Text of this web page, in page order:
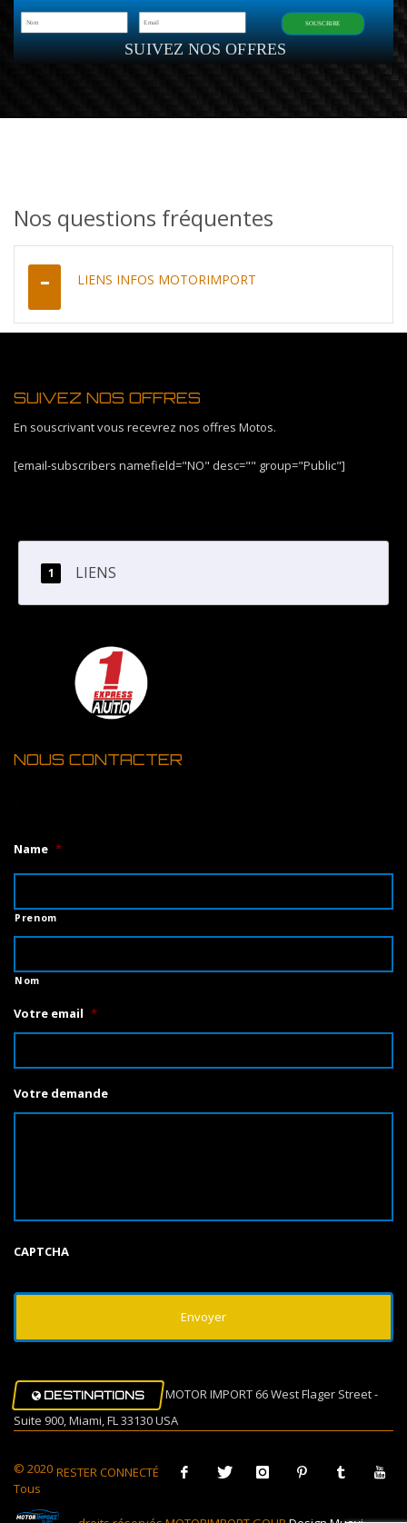
SUIVEZ NOS OFFRES
SOUSCRIRE
Nos questions fréquentes
LIENS INFOS MOTORIMPORT
SUIVEZ NOS OFFRES
En souscrivant vous recevrez nos offres Motos.
[email-subscribers namefield="NO" desc="" group="Public"]
LIENS
NOUS CONTACTER
Name *
Prenom
Nom
Votre email *
Votre demande
CAPTCHA
DESTINATIONS
MOTOR IMPORT 66 West Flager Street -
Suite 900, Miami, FL 33130 USA
RESTER CONNECTÉ
© 2020
Tous